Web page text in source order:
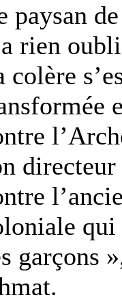
paysan
rien
colère
garçons